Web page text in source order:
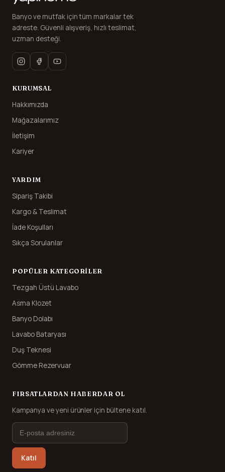
Banyo ve mutfak için tüm markalar tek
adreste. Güvenli alışveriş, hızlı teslimat,
uzman desteği.
KURUMSAL
Hakkımızda
Mağazalarımız
İletişim
Kariyer
YARDIM
Sipariş Takibi
Kargo & Teslimat
İade Koşulları
Sıkça Sorulanlar
POPÜLER KATEGORILER
Tezgah Üstü Lavabo
Asma Klozet
Banyo Dolabı
Lavabo Bataryası
Duş Teknesi
Gömme Rezervuar
FIRSATLARDAN HABERDAR OL
Kampanya ve yeni ürünler için bültene katıl.
Katıl